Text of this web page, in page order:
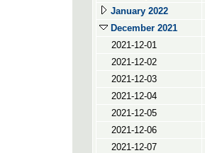
January 2022
December 2021
2021-12-01
2021-12-02
2021-12-03
2021-12-04
2021-12-05
2021-12-06
2021-12-07